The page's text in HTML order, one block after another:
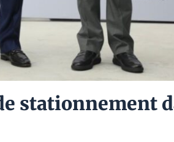
stationnement